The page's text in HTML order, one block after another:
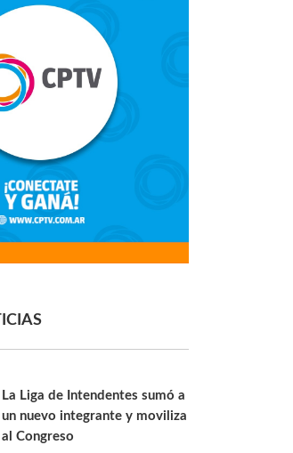
La Liga de Intendentes sumó a
un nuevo integrante y moviliza
al Congreso